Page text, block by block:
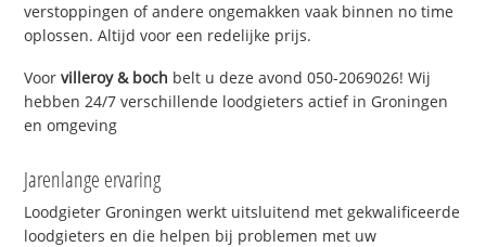
verstoppingen of andere ongemakken vaak binnen no time
oplossen. Altijd voor een redelijke prijs.
Voorvilleroy & boch belt u deze avond 050-2069026! Wij
hebben 24/7 verschillende loodgieters actief in Groningen
en omgeving
Jarenlange ervaring
Loodgieter Groningen werkt uitsluitend met gekwalificeerde
loodgieters en die helpen bij problemen met uw